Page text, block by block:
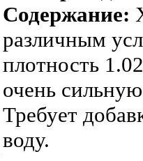
Содержание:
различным
плотность
очень
Требует
воду.